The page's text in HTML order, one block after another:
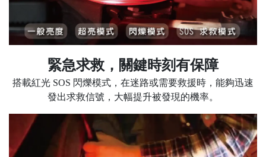
緊急求救，關鍵時刻有保障
搭載紅光 SOS 閃爍模式，在迷路或需要救援時，能夠迅速
發出求救信號，大幅提升被發現的機率。